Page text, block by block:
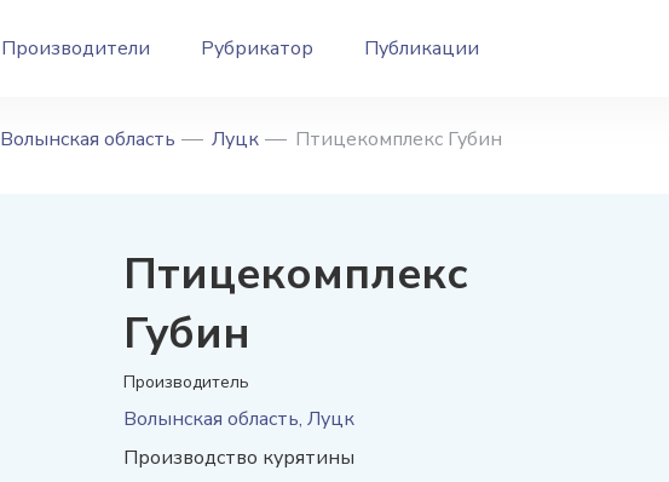
Производители Рубрикатор Публикации
Волынская область Луцк Птицекомплекс Губин
Птицекомплекс
Губин
Производитель
Волынская область, Луцк
Производство курятины